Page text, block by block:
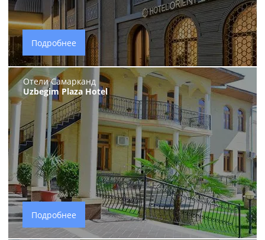
Подробнее
Отели Самарканд
Uzbegim Plaza Hotel
Подробнее